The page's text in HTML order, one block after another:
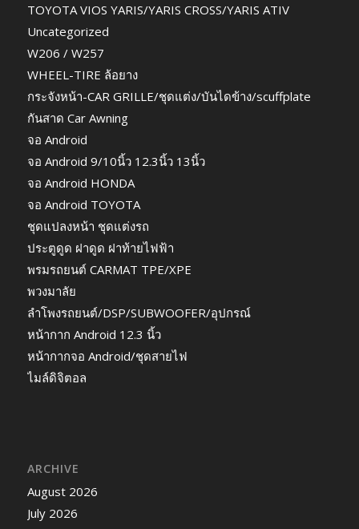
TOYOTA VIOS YARIS/YARIS CROSS/YARIS ATIV
Uncategorized
W206 / W257
WHEEL-TIRE ล้อยาง
กระจังหน้า-CAR GRILLE/ชุดแต่ง/บันไดข้าง/scuffplate
กันสาด Car Awning
จอ Android
จอ Android 9/10นิ้ว 12.3นิ้ว 13นิ้ว
จอ Android HONDA
จอ Android TOYOTA
ชุดแปลงหน้า ชุดแต่งรถ
ประตูดูด ฝาดูด ฝาท้ายไฟฟ้า
พรมรถยนต์ CARMAT TPE/XPE
พวงมาลัย
ลำโพงรถยนต์/DSP/SUBWOOFER/อุปกรณ์
หน้ากาก Android 12.3 นิ้ว
หน้ากากจอ Android/ชุดสายไฟ
ไมล์ดิจิตอล
ARCHIVE
August 2026
July 2026